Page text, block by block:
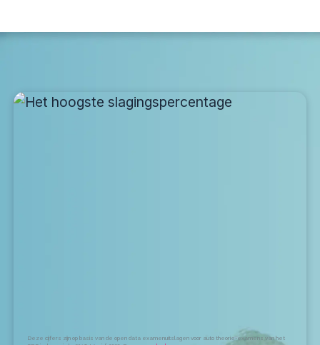
Deze cijfers zijn op basis van de open data examenuitslagen voor auto theorie-examens van het